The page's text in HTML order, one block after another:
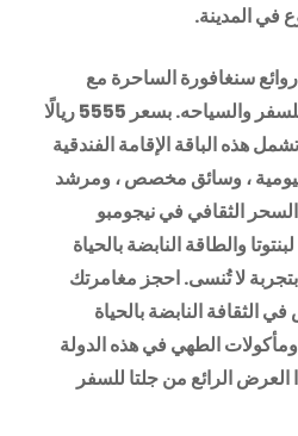
في المدينة.
سنغافورة الساحرة مع
عرض شهر يوليو من جلتا للسفر والسياحه. بسعر 5555 ريالًا
7 ليالٍ ، تشمل هذه الباقة الإقامة الفندقية
، وسائق مخصص ، ومرشد
الثقافي في نيجومبو
والطاقة النابضة بالحياة
لا تُنسى. احجز مغامرتك
الثقافة النابضة بالحياة
ومأكولات الطهي في هذه الدولة
العرض الرائع من جلتا للسفر